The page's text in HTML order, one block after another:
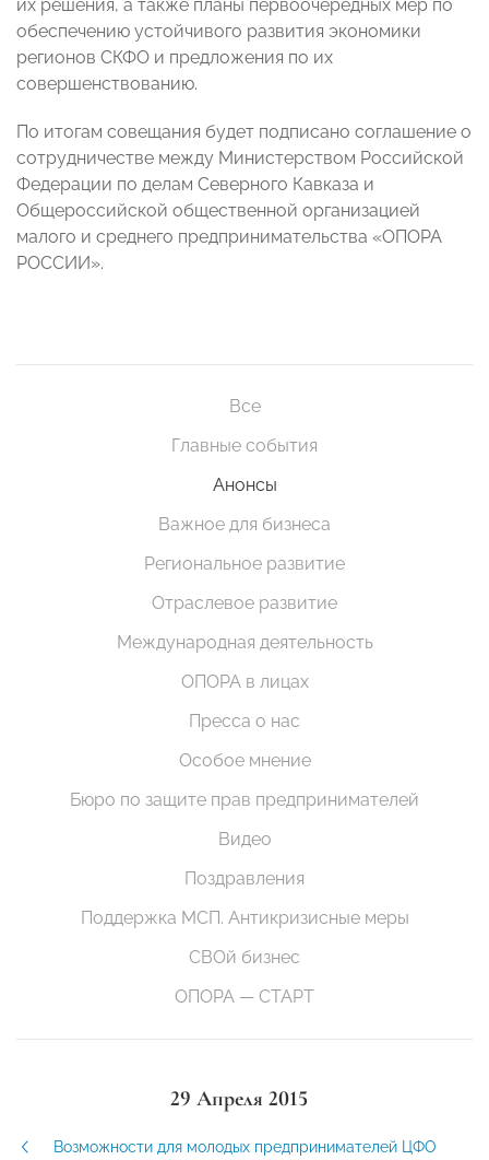
их решения, а также планы первоочередных мер по
обеспечению устойчивого развития экономики
регионов СКФО и предложения по их
совершенствованию.
По итогам совещания будет подписано соглашение о
сотрудничестве между Министерством Российской
Федерации по делам Северного Кавказа и
Общероссийской общественной организацией
малого и среднего предпринимательства «ОПОРА
РОССИИ».
Все
Главные события
Анонсы
Важное для бизнеса
Региональное развитие
Отраслевое развитие
Международная деятельность
ОПОРА в лицах
Пресса о нас
Особое мнение
Бюро по защите прав предпринимателей
Видео
Поздравления
Поддержка МСП. Антикризисные меры
СВОй бизнес
ОПОРА — СТАРТ
29 Апреля 2015
Возможности для молодых предпринимателей ЦФО